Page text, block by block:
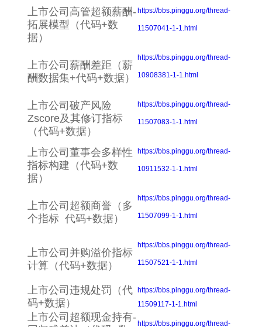
上市公司高管超额薪酬-
拓展模型（代码+数
据）
https://bbs.pinggu.org/thread-
11507041-1-1.html
上市公司薪酬差距（薪
酬数据集+代码+数据）
https://bbs.pinggu.org/thread-
10908381-1-1.html
上市公司破产风险
Zscore及其修订指标
（代码+数据）
https://bbs.pinggu.org/thread-
11507083-1-1.html
上市公司董事会多样性
指标构建（代码+数
据）
https://bbs.pinggu.org/thread-
10911532-1-1.html
上市公司超额商誉（多
个指标 代码+数据）
https://bbs.pinggu.org/thread-
11507099-1-1.html
上市公司并购溢价指标
计算（代码+数据）
https://bbs.pinggu.org/thread-
11507521-1-1.html
上市公司违规处罚（代
码+数据）
https://bbs.pinggu.org/thread-
11509117-1-1.html
上市公司超额现金持有-
https://bbs.pinggu.org/thread-